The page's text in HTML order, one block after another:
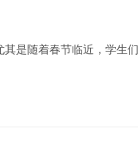
是随着春节临近，学生